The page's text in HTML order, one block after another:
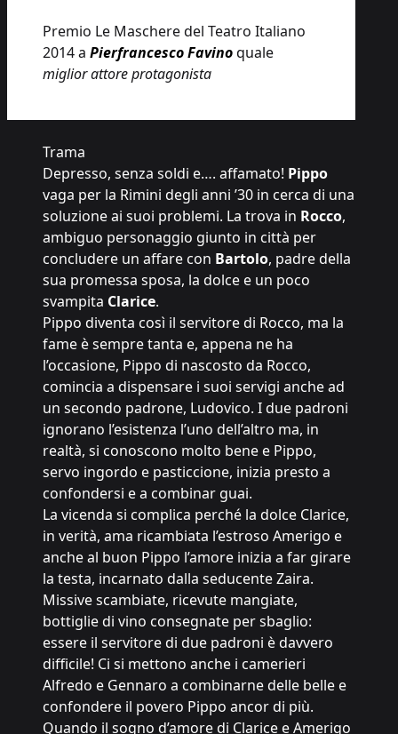
Premio Le Maschere del Teatro Italiano
2014 a Pierfrancesco Favinoquale
miglior attore protagonista
Trama
Depresso, senza soldi e…. affamato! Pippo
vaga per la Rimini degli anni ’30 in cerca di una
soluzione ai suoi problemi. La trova in Rocco,
ambiguo personaggio giunto in città per
concludere un affare con Bartolo, padre della
sua promessa sposa, la dolce e un poco
svampita Clarice.
Pippo diventa così il servitore di Rocco, ma la
fame è sempre tanta e, appena ne ha
l’occasione, Pippo di nascosto da Rocco,
comincia a dispensare i suoi servigi anche ad
un secondo padrone, Ludovico. I due padroni
ignorano l’esistenza l’uno dell’altro ma, in
realtà, si conoscono molto bene e Pippo,
servo ingordo e pasticcione, inizia presto a
confondersi e a combinar guai.
La vicenda si complica perché la dolce Clarice,
in verità, ama ricambiata l’estroso Amerigo e
anche al buon Pippo l’amore inizia a far girare
la testa, incarnato dalla seducente Zaira.
Missive scambiate, ricevute mangiate,
bottiglie di vino consegnate per sbaglio:
essere il servitore di due padroni è davvero
difficile! Ci si mettono anche i camerieri
Alfredo e Gennaro a combinarne delle belle e
confondere il povero Pippo ancor di più.
Quando il sogno d’amore di Clarice e Amerigo